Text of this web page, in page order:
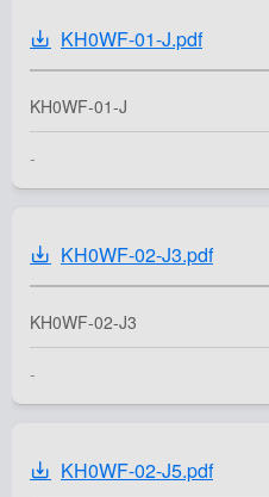
KH0WF-01-J.pdf
KH0WF-01-J
-
KH0WF-02-J3.pdf
KH0WF-02-J3
-
KH0WF-02-J5.pdf